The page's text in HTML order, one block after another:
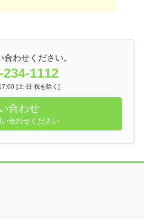
わせください。
234-1112
[土·日·祝を除く]
合わせ
合わせください